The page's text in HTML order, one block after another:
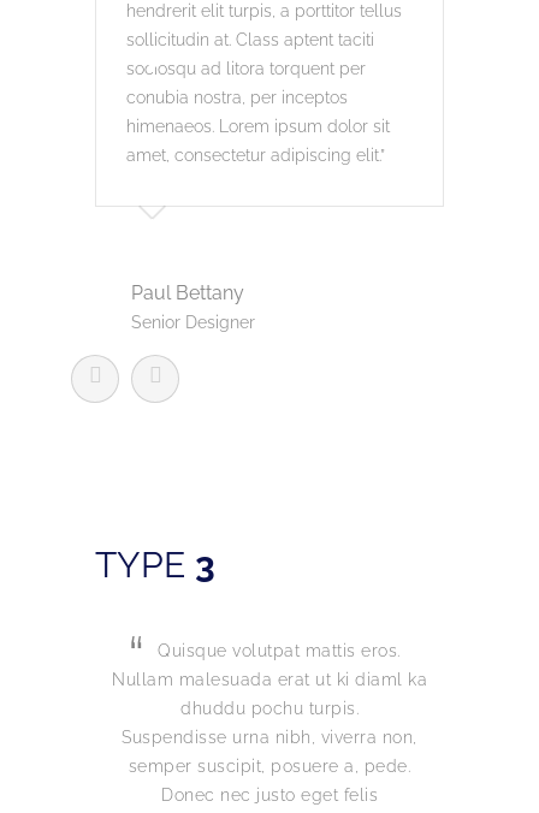
hendrerit elit turpis, a porttitor tellus
sollicitudin at. Class aptent taciti
sociosqu ad litora torquent per
conubia nostra, per inceptos
himenaeos. Lorem ipsum dolor sit
amet, consectetur adipiscing elit.
Paul Bettany
Senior Designer
TYPE 3
Quisque volutpat mattis eros.
Nullam malesuada erat ut ki diaml ka
dhuddu pochu turpis.
Suspendisse urna nibh, viverra non,
semper suscipit, posuere a, pede.
Donec nec justo eget felis